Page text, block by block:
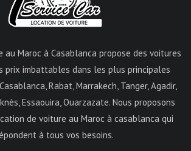
au Maroc à Casablanca propose des voitures
prix imbattables dans les plus principales
Rabat, Marrakech, Tanger, Agadir,
Essaouira, Ouarzazate. Nous proposons
de voiture au Maroc à casablanca qui
à tous vos besoins.